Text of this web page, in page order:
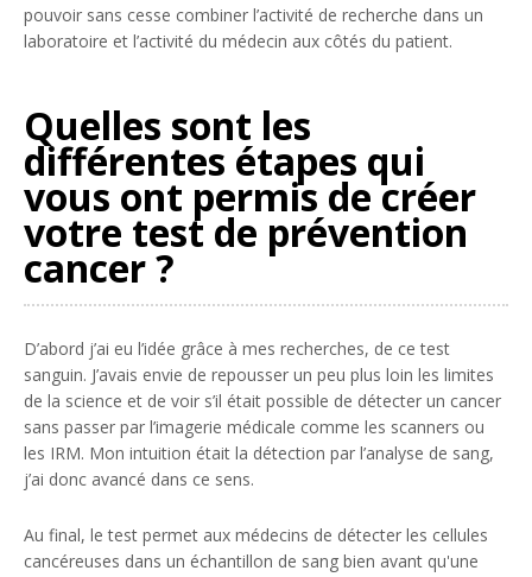
pouvoir sans cesse combiner l’activité de recherche dans un
laboratoire et l’activité du médecin aux côtés du patient.
Quelles sont les
différentes étapes qui
vous ont permis de créer
votre test de prévention
cancer ?
D’abord j’ai eu l’idée grâce à mes recherches, de ce test
sanguin. J’avais envie de repousser un peu plus loin les limites
de la science et de voir s’il était possible de détecter un cancer
sans passer par l’imagerie médicale comme les scanners ou
les IRM. Mon intuition était la détection par l’analyse de sang,
j’ai donc avancé dans ce sens.
Au final, le test permet aux médecins de détecter les cellules
cancéreuses dans un échantillon de sang bien avant qu'une